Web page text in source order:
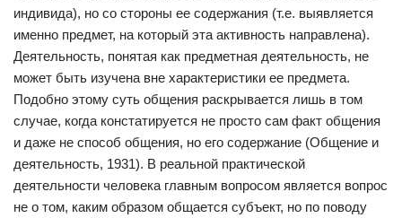
индивида), но со стороны ее содержания (т.е. выявляется
именно предмет, на который эта активность направлена).
Деятельность, понятая как предметная деятельность, не
может быть изучена вне характеристики ее предмета.
Подобно этому суть общения раскрывается лишь в том
случае, когда констатируется не просто сам факт общения
и даже не способ общения, но его содержание (Общение и
деятельность, 1931). В реальной практической
деятельности человека главным вопросом является вопрос
не о том, каким образом общается субъект, но по поводу